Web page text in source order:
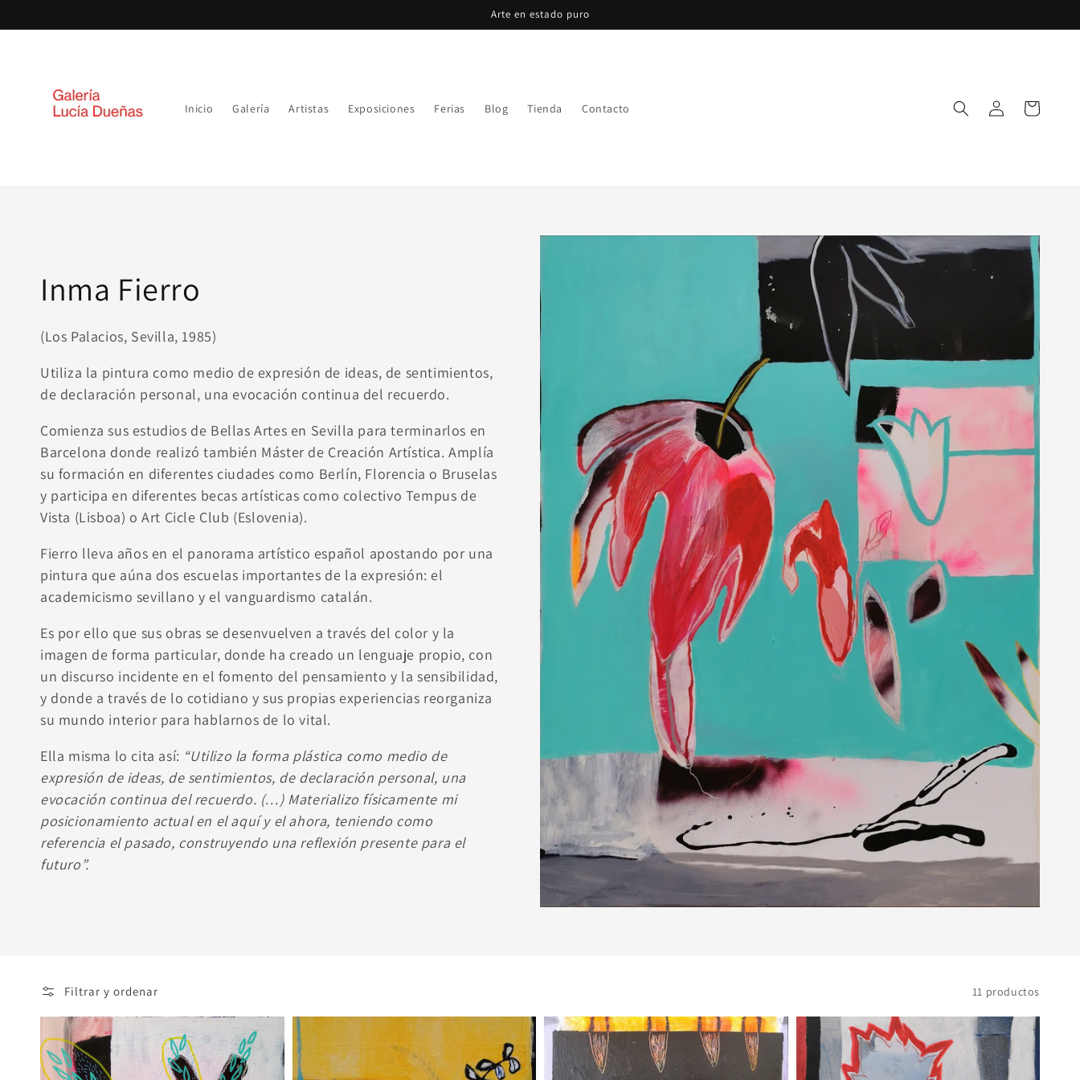
al contenido
Arte en estado puro
Inicio Galería Artistas Exposiciones Ferias Blog Tienda Contacto
sesión
Carrito
Colección:
Inma Fierro
(Los Palacios, Sevilla, 1985)
Utiliza la pintura como medio de expresión de ideas, de sentimientos,
de declaración personal, una evocación continua del recuerdo.
Comienza sus estudios de Bellas Artes en Sevilla para terminarlos en
Barcelona donde realizó también Máster de Creación Artística. Amplía
su formación en diferentes ciudades como Berlín, Florencia o Bruselas
y participa en diferentes becas artísticas como colectivo Tempus de
Vista (Lisboa) o Art Cicle Club (Eslovenia).
Fierro lleva años en el panorama artístico español apostando por una
pintura que aúna dos escuelas importantes de la expresión: el
academicismo sevillano y el vanguardismo catalán.
Es por ello que sus obras se desenvuelven a través del color y la
imagen de forma particular, donde ha creado un lenguaje propio, con
un discurso incidente en el fomento del pensamiento y la sensibilidad,
y donde a través de lo cotidiano y sus propias experiencias reorganiza
su mundo interior para hablarnos de lo vital.
Ella misma lo cita así: “Utilizo la forma plástica como medio de
expresión de ideas, de sentimientos, de declaración personal, una
evocación continua del recuerdo. (…) Materializo físicamente mi
posicionamiento actual en el aquí y el ahora, teniendo como
referencia el pasado, construyendo una reflexión presente para el
futuro”.
Filtrar y ordenar 11 productos